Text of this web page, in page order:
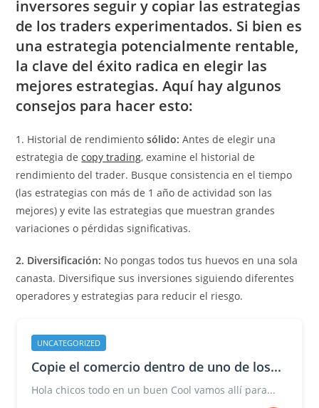
inversores seguir y copiar las estrategias
de los traders experimentados. Si bien es
una estrategia potencialmente rentable,
la clave del éxito radica en elegir las
mejores estrategias. Aquí hay algunos
consejos para hacer esto:
1. Historial de rendimientosólido: Antes de elegir una
estrategia decopy trading, examine el historial de
rendimiento del trader. Busque consistencia en el tiempo
(las estrategias con más de 1 año de actividad son las
mejores) y evite las estrategias que muestran grandes
variaciones o pérdidas significativas.
2. Diversificación: No pongas todos tus huevos en una sola
canasta. Diversifique sus inversiones siguiendo diferentes
operadores y estrategias para reducir el riesgo.
UNCATEGORIZED
Copie el comercio dentro de uno de los...
Hola chicos todo en un buen Cool vamos allí para...